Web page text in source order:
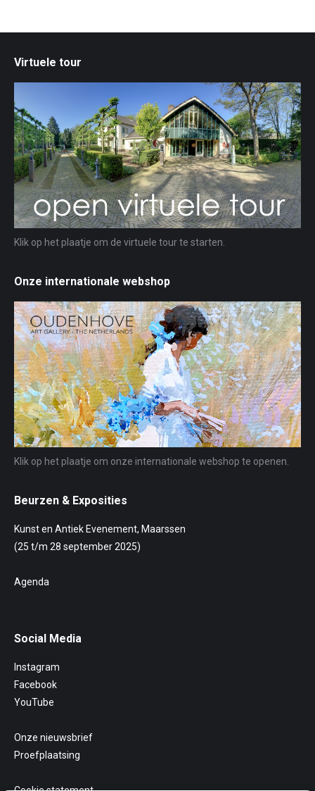
Virtuele tour
Klik op het plaatje om de virtuele tour te starten.
Onze internationale webshop
Klik op het plaatje om onze internationale webshop te openen.
Beurzen & Exposities
Kunst en Antiek Evenement, Maarssen
(25 t/m 28 september 2025)
Agenda
Social Media
Instagram
Facebook
YouTube
Onze nieuwsbrief
Proefplaatsing